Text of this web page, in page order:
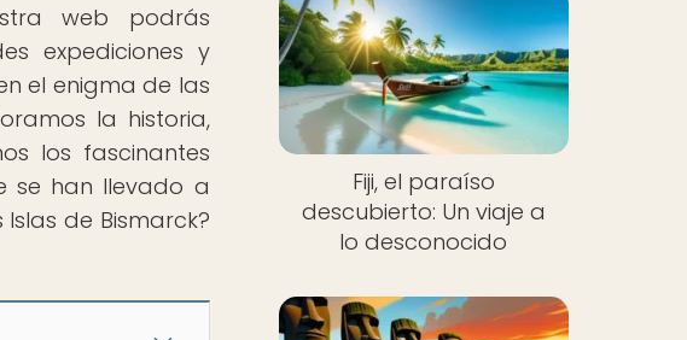
web podrás
expediciones y
el enigma de las
la historia,
los fascinantes
se han llevado a
de Bismarck?
Fiji, el paraíso
descubierto: Un viaje a
lo desconocido